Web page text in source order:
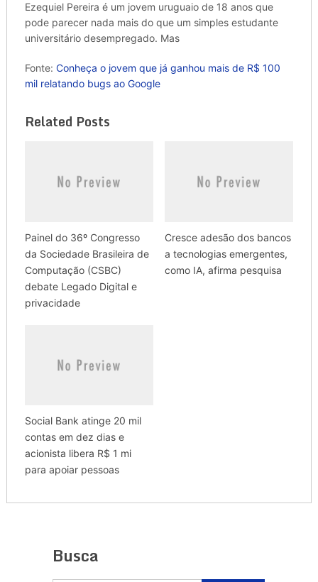
Ezequiel Pereira é um jovem uruguaio de 18 anos que
pode parecer nada mais do que um simples estudante
universitário desempregado. Mas
Fonte: Conheça o jovem que já ganhou mais de R$ 100
mil relatando bugs ao Google
Related Posts
Painel do 36º Congresso
da Sociedade Brasileira de
Computação (CSBC)
debate Legado Digital e
privacidade
Cresce adesão dos bancos
a tecnologias emergentes,
como IA, afirma pesquisa
Social Bank atinge 20 mil
contas em dez dias e
acionista libera R$ 1 mi
para apoiar pessoas
Busca